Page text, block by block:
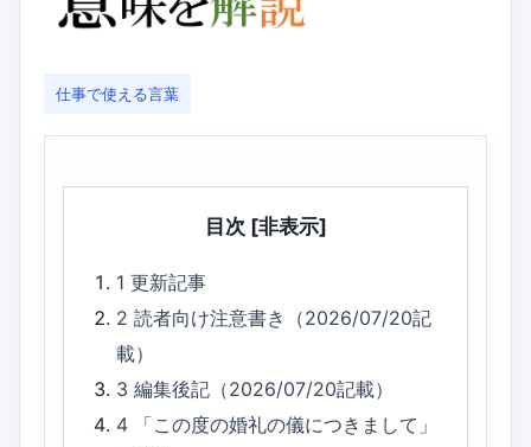
仕事で使える言葉
目次 [非表示]
1更新記事
2読者向け注意書き（2026/07/20記
載）
3編集後記（2026/07/20記載）
4
「この度の婚礼の儀につきまして」